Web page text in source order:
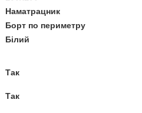
Наматрацник
Борт по периметру
Білий
Так
Так